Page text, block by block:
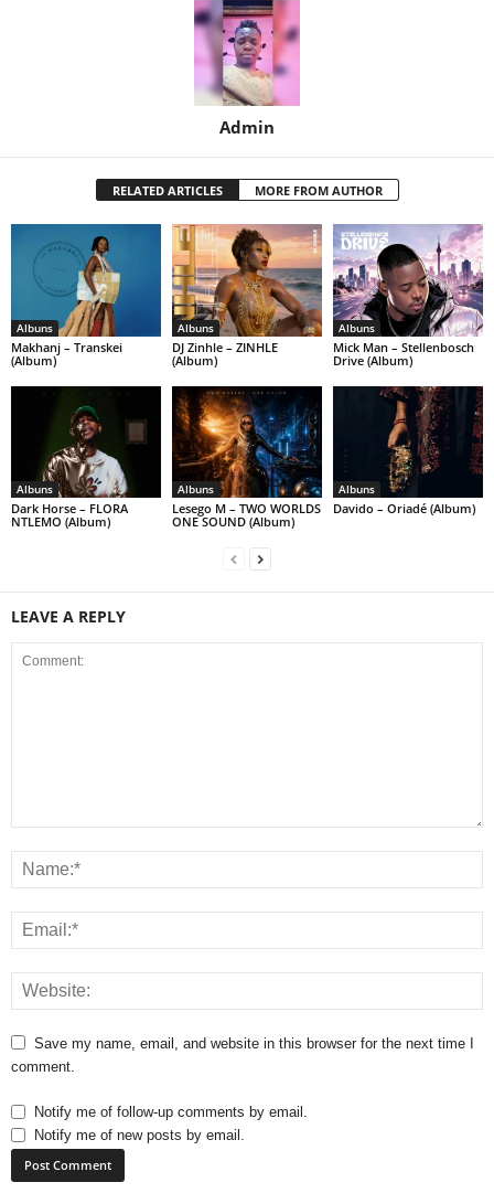
Admin
RELATED ARTICLES MORE FROM AUTHOR
Albuns
Makhanj – Transkei
(Album)
Albuns
DJ Zinhle – ZINHLE
(Album)
Albuns
Mick Man – Stellenbosch
Drive (Album)
Albuns
Dark Horse – FLORA
NTLEMO (Album)
Albuns
Lesego M – TWO WORLDS
ONE SOUND (Album)
Albuns
Davido – Oriadé (Album)
LEAVE A REPLY
Save my name, email, and website in this browser for the next time I
comment.
Notify me of follow-up comments by email.
Notify me of new posts by email.